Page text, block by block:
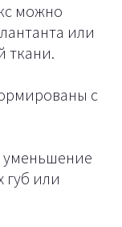
можно
или
ткани.
с
уменьшение
губ или